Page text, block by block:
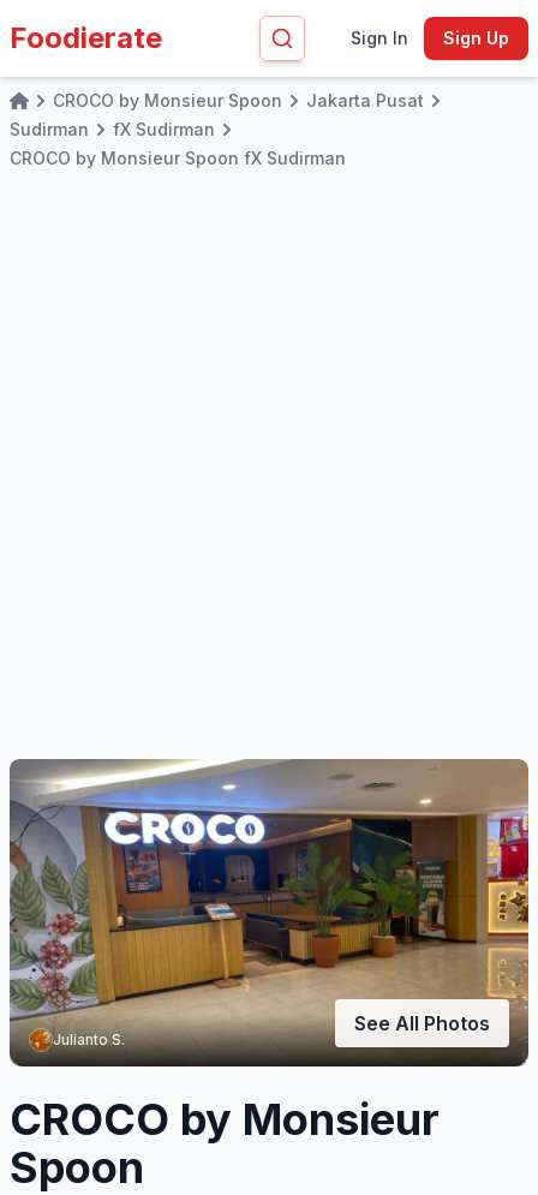
Foodierate Sign In Sign Up
HomeCROCO by Monsieur Spoon
Jakarta Pusat
Sudirman
fX Sudirman
CROCO by Monsieur Spoon fX Sudirman
Julianto S.
See All Photos
CROCO by Monsieur
Spoon